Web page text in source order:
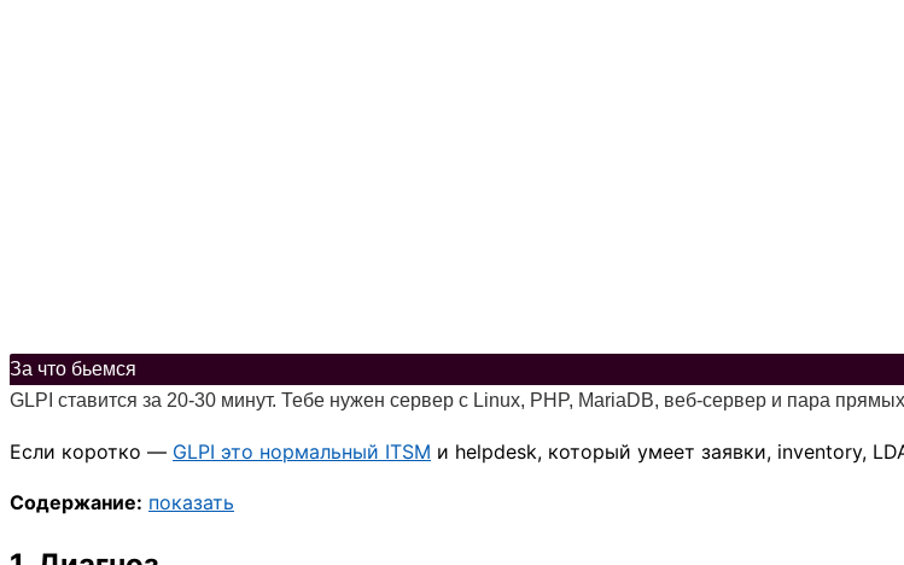
За что бьемся
GLPI ставится за 20-30 минут. Тебе нужен сервер с Linux, PHP, MariaDB, веб-сервер и пара
Если коротко — GLPI это нормальный ITSM и helpdesk, который умеет заявки, inventory,
Содержание: показать